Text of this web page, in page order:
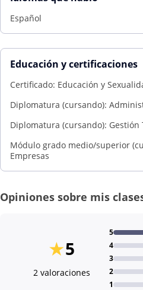
Español
Educación y certificaciones
Certificado: Educación y
Diplomatura (cursando):
Diplomatura (cursando):
Módulo grado medio/superior
Empresas
Opiniones sobre mis
5
★
2 valoraciones
1
2
3
4
5